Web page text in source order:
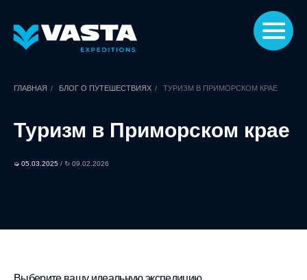
ГЛАВНАЯ / БЛОГ О ПУТЕШЕСТВИЯХ / ТУРИЗМ В ПРИМОРСКОМ КРАЕ
Туризм в Приморском крае
➭ 05.03.2025 / ↻ 09.02.2026